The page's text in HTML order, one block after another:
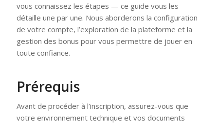
vous connaissez les étapes — ce guide vous les
détaille une par une. Nous aborderons la configuration
de votre compte, l’exploration de la plateforme et la
gestion des bonus pour vous permettre de jouer en
toute confiance.
Prérequis
Avant de procéder à l’inscription, assurez-vous que
votre environnement technique et vos documents